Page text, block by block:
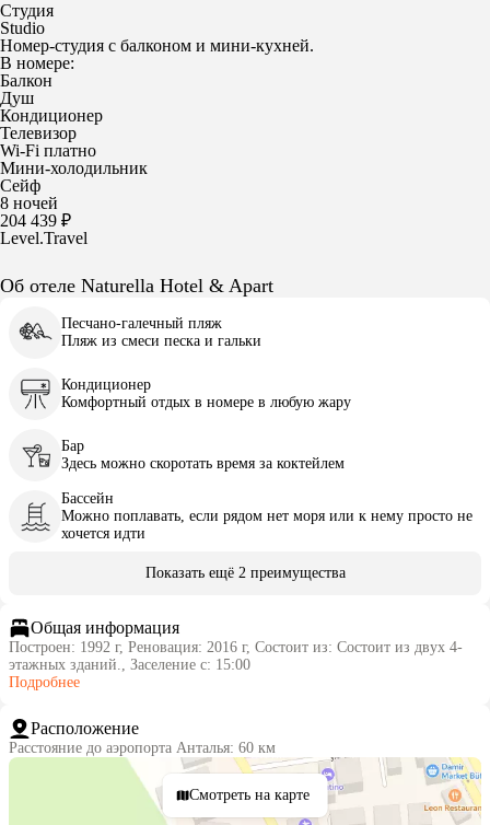
Студия
Studio
Номер-студия с балконом и мини-кухней.
В номере:
Балкон
Душ
Кондиционер
Телевизор
Wi-Fi платно
Мини-холодильник
Сейф
8 ночей
204 439 ₽
Level.Travel
Об отеле Naturella Hotel & Apart
Песчано-галечный пляж
Пляж из смеси песка и гальки
Кондиционер
Комфортный отдых в номере в любую жару
Бар
Здесь можно скоротать время за коктейлем
Бассейн
Можно поплавать, если рядом нет моря или к нему просто не
хочется идти
Показать ещё 2 преимущества
Общая информация
Построен: 1992 г, Реновация: 2016 г, Состоит из: Состоит из двух 4-
этажных зданий., Заселение с: 15:00
Подробнее
Расположение
Расстояние до аэропорта Анталья: 60 км
Смотреть на карте